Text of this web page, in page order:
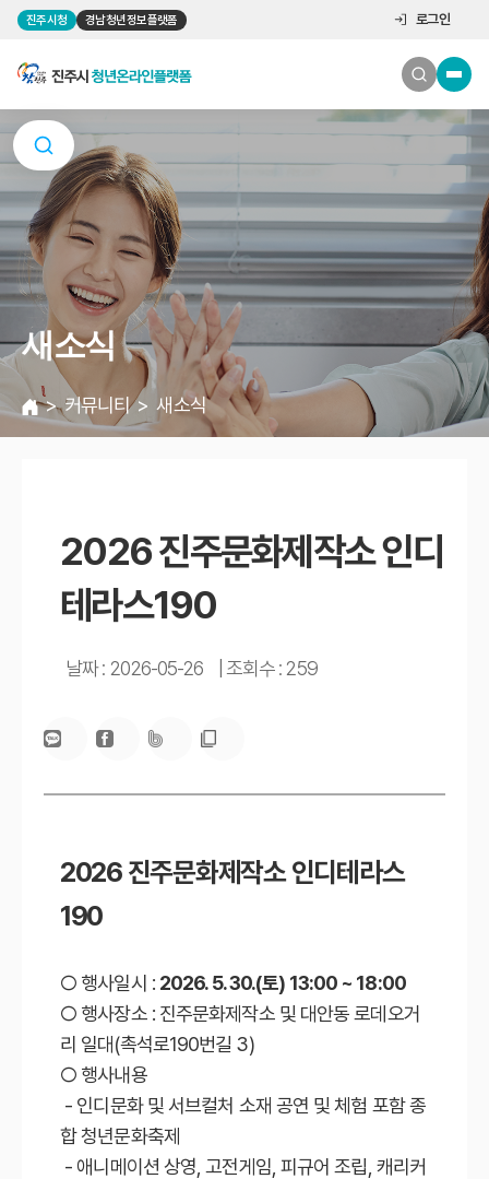
진주시청 경남청년정보플랫폼 로그인
새소식
커뮤니티 새소식
2026 진주문화제작소 인디
테라스190
날짜 : 2026-05-26 조회수 : 259
2026 진주문화제작소 인디테라스
190
○ 행사일시 : 2026. 5. 30.(토) 13:00 ~ 18:00
○ 행사장소 : 진주문화제작소 및 대안동 로데오거
리 일대(촉석로190번길 3)
○ 행사내용
- 인디문화 및 서브컬처 소재 공연 및 체험 포함 종
합 청년문화축제
- 애니메이션 상영, 고전게임, 피규어 조립, 캐리커